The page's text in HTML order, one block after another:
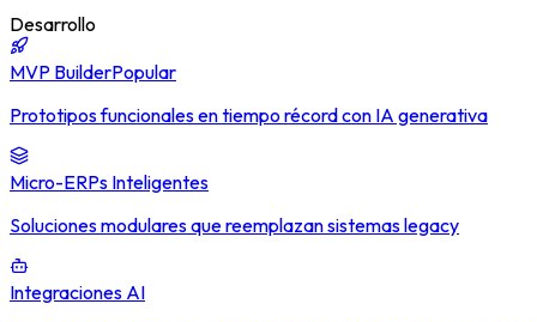
Desarrollo
MVP BuilderPopular
Prototipos funcionales en tiempo récord con IA generativa
Micro-ERPs Inteligentes
Soluciones modulares que reemplazan sistemas legacy
Integraciones AI